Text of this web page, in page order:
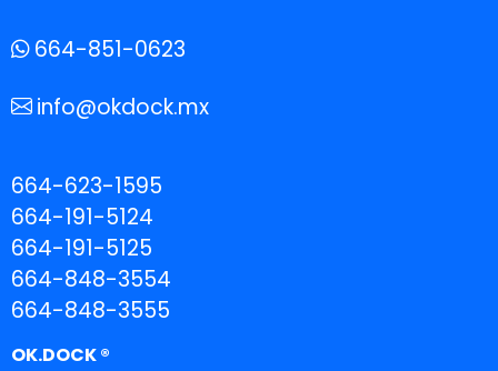
664-851-0623
info@okdock.mx
664-623-1595
664-191-5124
664-191-5125
664-848-3554
664-848-3555
OK.DOCK ®